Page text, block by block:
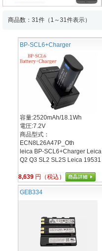
商品数：31件（1～31件表示）
BP-SCL6+Charger
容量:2520mAh/18.1Wh
電圧:7.2V
商品型式：
ECN8L26A47P_Oth
leica BP-SCL6+Charger Leica
Q2 Q3 SL2 SL2S Leica 19531
8,639 円（税込）
GEB334